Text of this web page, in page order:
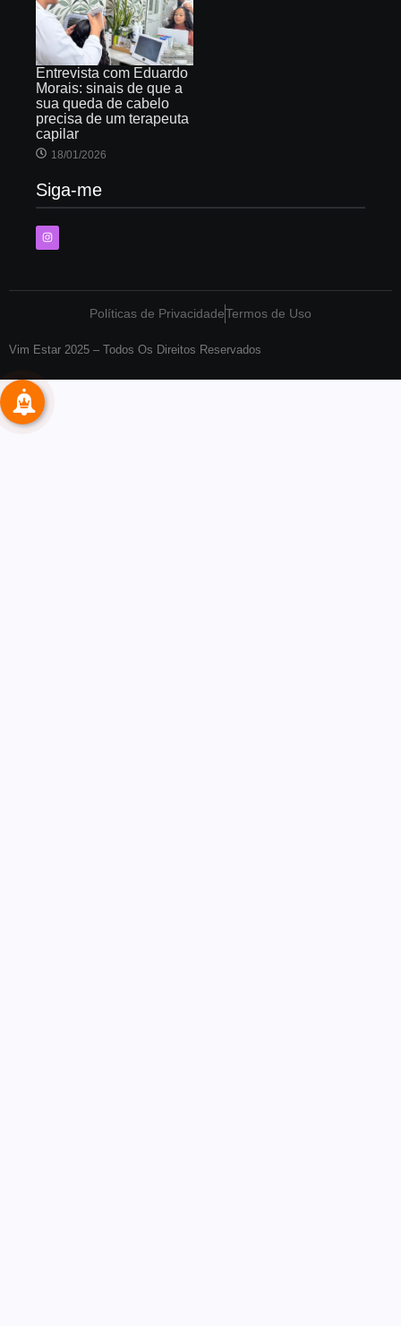
Entrevista com Eduardo
Morais: sinais de que a
sua queda de cabelo
precisa de um terapeuta
capilar
18/01/2026
Siga-me
Políticas de PrivacidadeTermos de Uso
Vim Estar 2025 – Todos Os Direitos Reservados